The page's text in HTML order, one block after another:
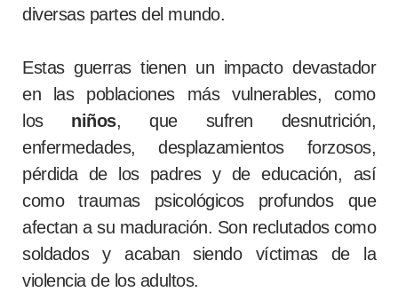
diversas partes del mundo.
Estas guerras tienen un impacto devastador
en las poblaciones más vulnerables, como
los niños, que sufren desnutrición,
enfermedades, desplazamientos forzosos,
pérdida de los padres y de educación, así
como traumas psicológicos profundos que
afectan a su maduración. Son reclutados como
soldados y acaban siendo víctimas de la
violencia de los adultos.